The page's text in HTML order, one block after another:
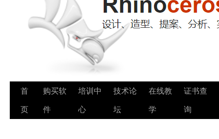
跳
至
首
页
购买软
件
培训中
心
技术论
坛
在线教
学
证书查
询